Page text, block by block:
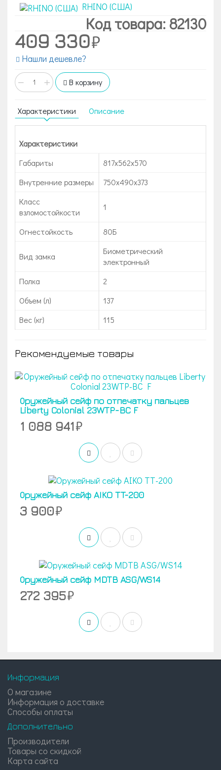
RHINO (США)
Код товара: 82130
409 330
Нашли дешевле?
− + В корзину
Характеристики Описание
Характеристики
Габариты
817х562х570
Внутренние размеры
750х490х373
Класс
взломостойкости
1
Огнестойкость 80Б
Вид замка
Биометрический
электронный
Полка
2
Объем (л)
137
Вес (кг)
115
Рекомендуемые товары
Оружейный сейф по отпечатку пальцев
Liberty Colonial 23WTP-BC F
1 088 941
Оружейный сейф AIKO TT-200
3 900
Оружейный сейф MDTB ASG/WS14
272 395
Информация
О магазине
Информация о доставке
Способы оплаты
Дополнительно
Производители
Товары со скидкой
Карта сайта